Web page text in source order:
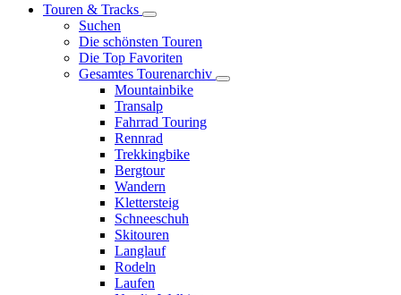
Touren & Tracks
Suchen
Die schönsten Touren
Die Top Favoriten
Gesamtes Tourenarchiv
Mountainbike
Transalp
Fahrrad Touring
Rennrad
Trekkingbike
Bergtour
Wandern
Klettersteig
Schneeschuh
Skitouren
Langlauf
Rodeln
Laufen